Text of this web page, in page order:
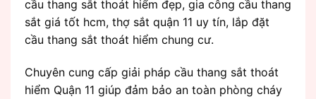
cầu thang sắt thoát hiểm đẹp, gia công cầu thang
sắt giá tốt hcm, thợ sắt quận 11 uy tín, lắp đặt
cầu thang sắt thoát hiểm chung cư.
Chuyên cung cấp giải pháp cầu thang sắt thoát
hiểm Quận 11 giúp đảm bảo an toàn phòng cháy